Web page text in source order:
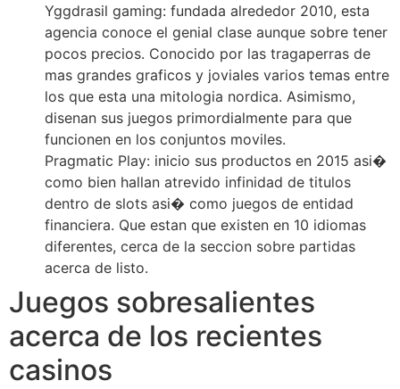
Yggdrasil gaming: fundada alrededor 2010, esta
agencia conoce el genial clase aunque sobre tener
pocos precios. Conocido por las tragaperras de
mas grandes graficos y joviales varios temas entre
los que esta una mitologia nordica. Asimismo,
disenan sus juegos primordialmente para que
funcionen en los conjuntos moviles.
Pragmatic Play: inicio sus productos en 2015 asi�
como bien hallan atrevido infinidad de titulos
dentro de slots asi� como juegos de entidad
financiera. Que estan que existen en 10 idiomas
diferentes, cerca de la seccion sobre partidas
acerca de listo.
Juegos sobresalientes
acerca de los recientes
casinos